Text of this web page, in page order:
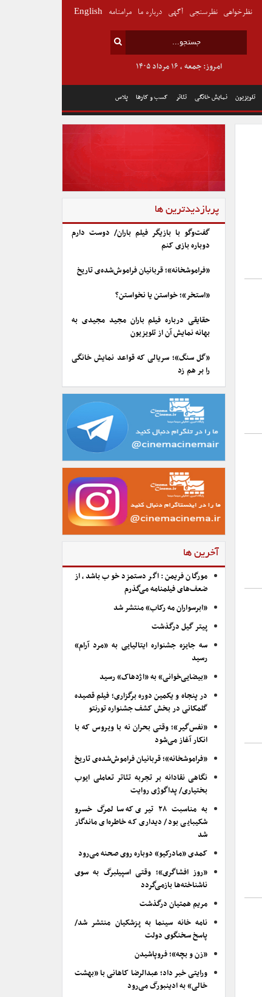
تلویزیون نمایش خانگی تئاتر کسب و کارها پلاس
امروز: جمعه , ۱۶ مرداد ۱۴۰۵
نظرخواهی نظرسنجی آگهی درباره ما مرامنامه English
پربازدیدترین ها
گفت‌وگو با بازیگر فیلم باران/ دوست دارم
دوباره بازی کنم
«فراموشخانه»؛ قربانیان فراموش‌شده‌ی تاریخ
«استخر»؛ خواستن یا نخواستن؟
حقایقی درباره فیلم باران مجید مجیدی به
بهانه نمایش آن از تلویزیون
«گل سنگ»؛ سریالی که قواعد نمایش خانگی
را بر هم زد
آخرین ها
مورگان فریمن: اگر دستمزد خوب باشد، از
ضعف‌های فیلمنامه می‌گذرم
«ابرسواران مه رکاب» منتشر شد
پیتر گیل درگذشت
سه جایزه جشنواره ایتالیایی به «مرد آرام»
رسید
«بیضایی‌خوانی» به «اژدهاک» رسید
در پنجاه و یکمین دوره برگزاری؛ فیلم قصیده
گلمکانی در بخش کشف جشنواره تورنتو
«نفس‌گیر»؛ وقتی بحران نه با ویروس که با
انکار آغاز می‌شود
«فراموشخانه»؛ قربانیان فراموش‌شده‌ی تاریخ
نگاهی نقادانه بر تجربه تئاتر تعاملی ایوب
بختیاری/ پداگوژی روایت
به مناسبت ۲۸ تیری که سالمرگ خسرو
شکیبایی بود/ دیداری که خاطره‌ای ماندگار
شد
کمدی «مادرکیو» دوباره روی صحنه می‌رود
«روز افشاگری»؛ وقتی اسپیلبرگ به سوی
ناشناخته‌ها بازمی‌گردد
مریم همتیان درگذشت
نامه خانه سینما به پزشکیان منتشر شد/
پاسخ سخنگوی دولت
«زن و بچه»؛ فروپاشیدن
ورایتی خبر داد؛ عبدالرضا کاهانی با «بهشت
خالی» به ادینبورگ می‌رود